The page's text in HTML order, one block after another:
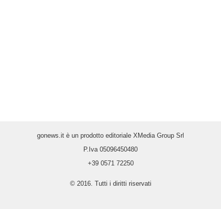
gonews.it è un prodotto editoriale XMedia Group Srl
P.Iva 05096450480
+39 0571 72250
© 2016. Tutti i diritti riservati